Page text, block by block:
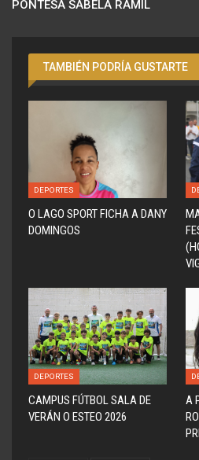
PONTESA SABELA RAMIL
TAMBIÉN PODRÍA GUSTARTE
DEPORTES
O LAGO SPORT FICHA A DANY
DOMINGOS
DEPORTES
CAMPUS FÚTBOL SALA DE
VERÁN O ESTEO 2026
A